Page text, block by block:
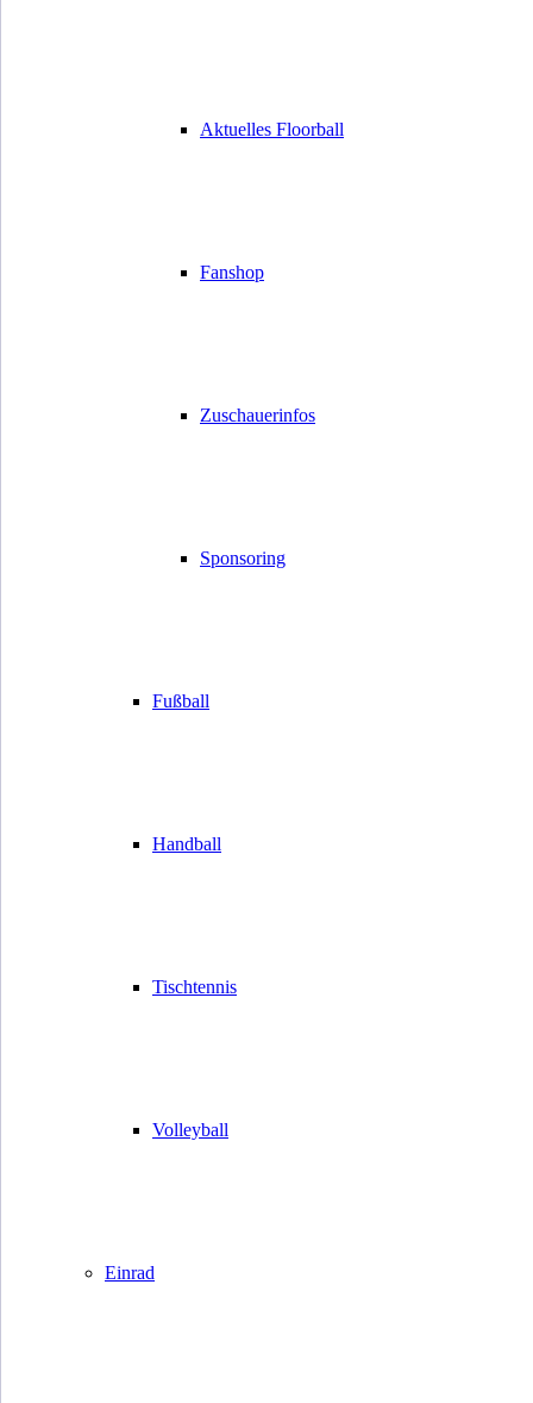
Aktuelles Floorball
Fanshop
Zuschauerinfos
Sponsoring
Fußball
Handball
Tischtennis
Volleyball
Einrad